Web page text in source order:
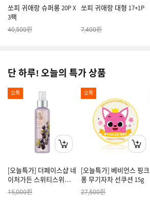
쏘피 귀애랑 슈퍼롱 20P X
3팩
40,500원
쏘피 귀애랑 대형 17+1P
7,400원
단 하루! 오늘의 특가 상품
오특
[오늘특가] 더페이스샵 네
이처가든 스위티스위트피
퍼퓸 바디미스트
15,000원
오특
[오늘특가] 베비언스 핑크
퐁 무기자차 선쿠션 15g
27,500원